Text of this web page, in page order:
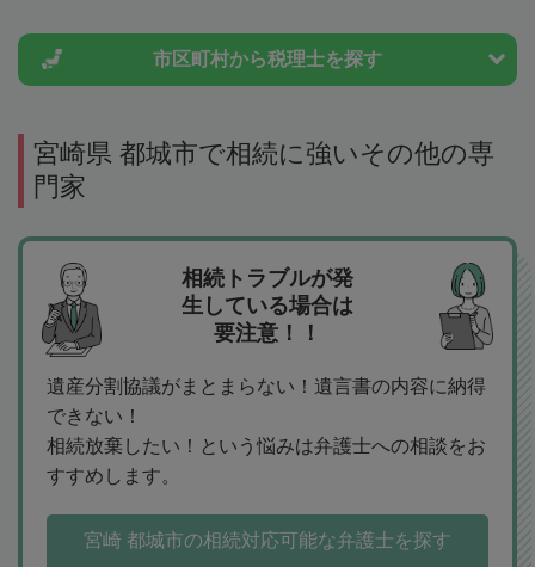
市区町村から税理士を探す
宮崎県 都城市で相続に強いその他の専
門家
相続トラブルが発
生している場合は
要注意！！
遺産分割協議がまとまらない！遺言書の内容に納得
できない！
相続放棄したい！という悩みは弁護士への相談をお
すすめします。
宮崎 都城市の相続対応可能な弁護士を探す